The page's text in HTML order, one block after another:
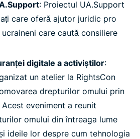
: Proiectul UA.Support
care oferă ajutor juridic pro
care caută consiliere
digitale a activiștilor:
un atelier la RightsCon
drepturilor omului prin
eveniment a reunit
omului din întreaga lume
ideile lor despre cum tehnologia